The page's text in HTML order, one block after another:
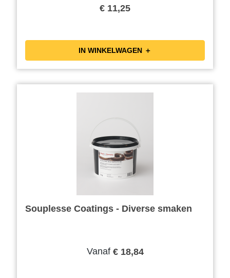
€ 11,25
IN WINKELWAGEN ＋
Souplesse Coatings - Diverse smaken
Vanaf € 18,84